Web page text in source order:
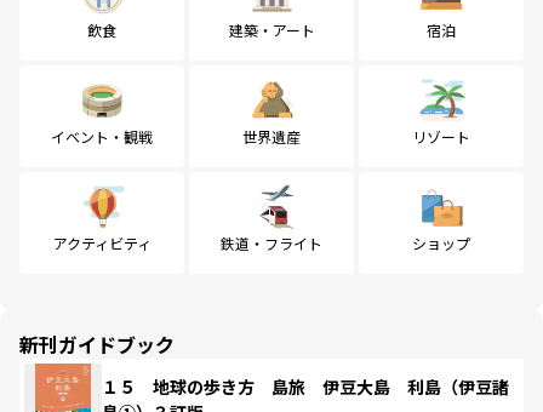
飲食 建築・アート 宿泊
イベント・観戦 世界遺産 リゾート
アクティビティ 鉄道・フライト ショップ
新刊ガイドブック
１５ 地球の歩き方 島旅 伊豆大島 利島（伊豆諸